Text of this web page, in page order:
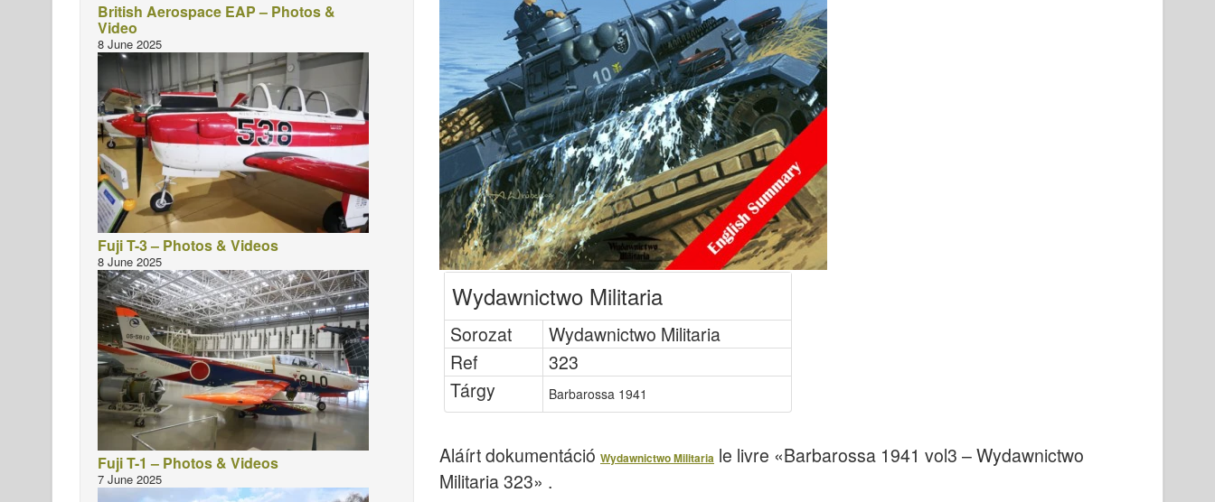
Wydawnictwo Militaria
Sorozat
Wydawnictwo Militaria
Ref
323
Tárgy
Barbarossa 1941
Aláírt dokumentáció Wydawnictwo Militaria le livre «Barbarossa 1941 vol3 – Wydawnictwo
Militaria 323» .
British Aerospace EAP – Photos &
Video
8 June 2025
Fuji T-3 – Photos & Videos
8 June 2025
Fuji T-1 – Photos & Videos
7 June 2025